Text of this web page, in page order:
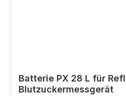
Batterie PX 28 L für
Blutzuckermessgerät